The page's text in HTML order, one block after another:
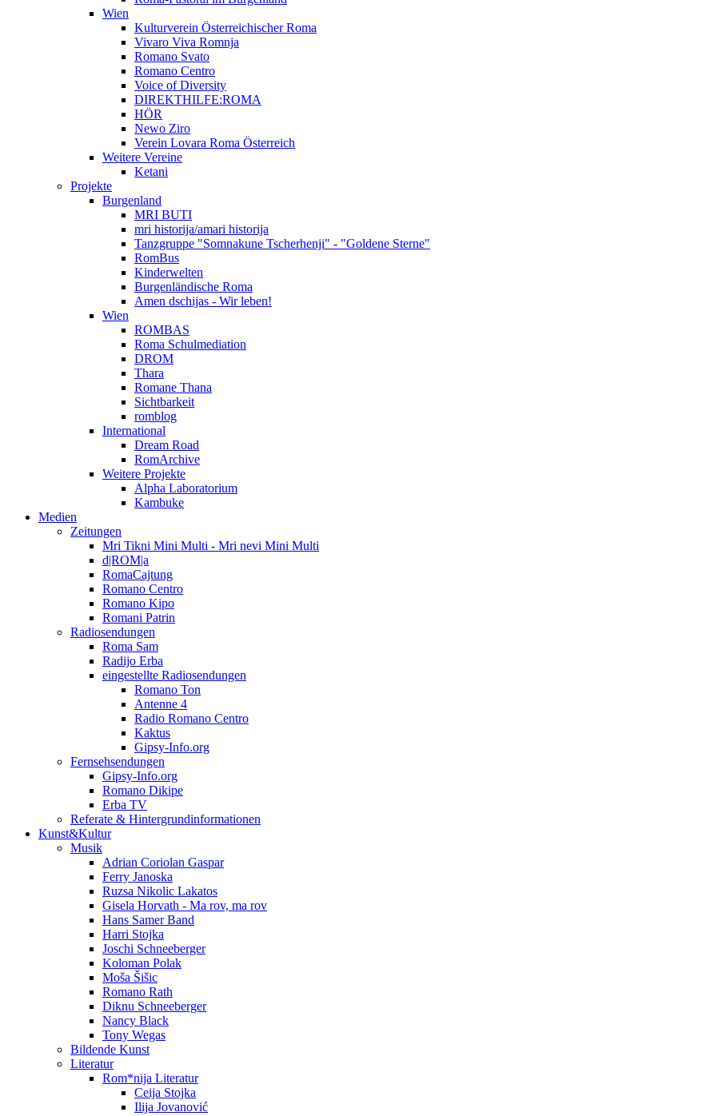
Wien
Kulturverein Österreichischer Roma
Vivaro Viva Romnja
Romano Svato
Romano Centro
Voice of Diversity
DIREKTHILFE:ROMA
HÖR
Newo Ziro
Verein Lovara Roma Österreich
Weitere Vereine
Ketani
Projekte
Burgenland
MRI BUTI
mri historija/amari historija
Tanzgruppe "Somnakune Tscherhenji" - "Goldene Sterne"
RomBus
Kinderwelten
Burgenländische Roma
Amen dschijas - Wir leben!
Wien
ROMBAS
Roma Schulmediation
DROM
Thara
Romane Thana
Sichtbarkeit
romblog
International
Dream Road
RomArchive
Weitere Projekte
Alpha Laboratorium
Kambuke
Medien
Zeitungen
Mri Tikni Mini Multi - Mri nevi Mini Multi
d|ROM|a
RomaCajtung
Romano Centro
Romano Kipo
Romani Patrin
Radiosendungen
Roma Sam
Radijo Erba
eingestellte Radiosendungen
Romano Ton
Antenne 4
Radio Romano Centro
Kaktus
Gipsy-Info.org
Fernsehsendungen
Gipsy-Info.org
Romano Dikipe
Erba TV
Referate & Hintergrundinformationen
Kunst&Kultur
Musik
Adrian Coriolan Gaspar
Ferry Janoska
Ruzsa Nikolic Lakatos
Gisela Horvath - Ma rov, ma rov
Hans Samer Band
Harri Stojka
Joschi Schneeberger
Koloman Polak
Moša Šišic
Romano Rath
Diknu Schneeberger
Nancy Black
Tony Wegas
Bildende Kunst
Literatur
Rom*nija Literatur
Ceija Stojka
Ilija Jovanović